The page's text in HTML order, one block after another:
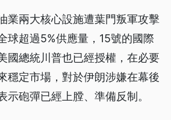
業兩大核心設施遭葉門叛軍攻擊
球超過5%供應量，15號的國際
國總統川普也已經授權，在必要
穩定市場，對於伊朗涉嫌在幕後
示砲彈已經上膛、準備反制。